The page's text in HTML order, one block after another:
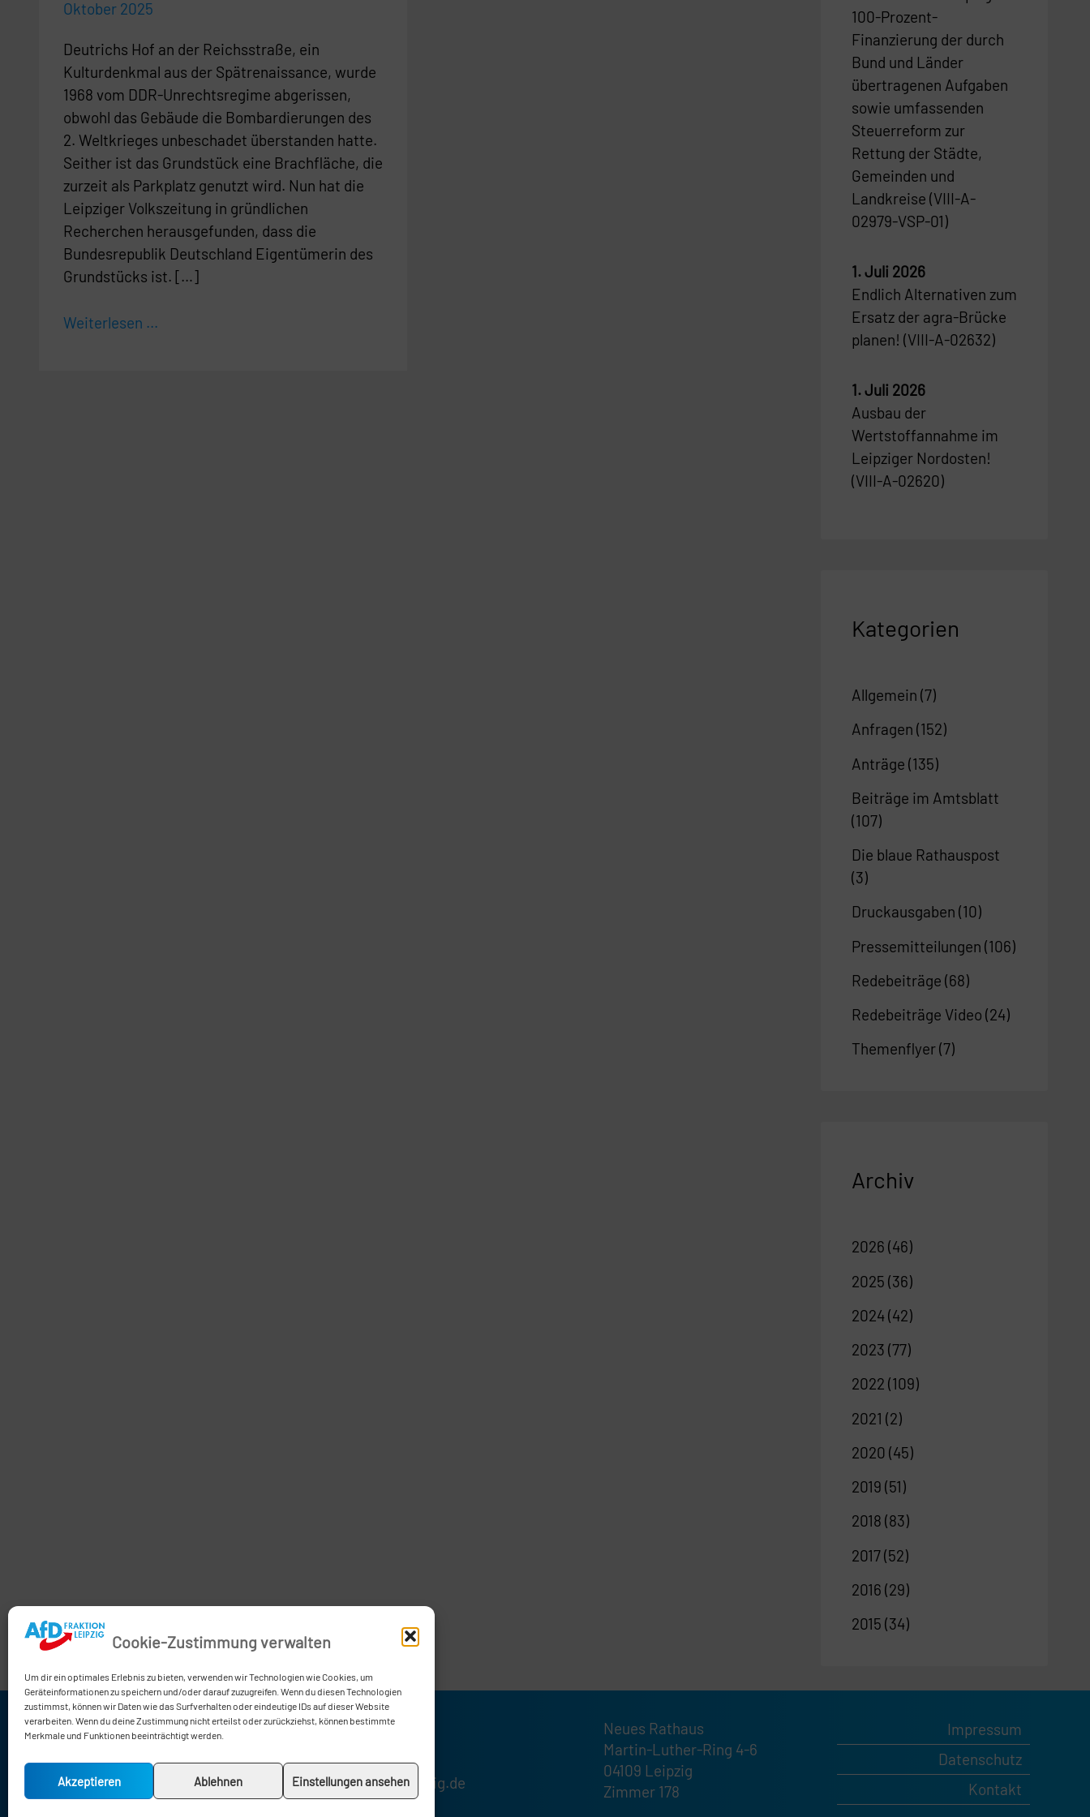
Cookie-Zustimmung verwalten
Um dir ein optimales Erlebnis zu bieten, verwenden wir Technologien wie Cookies, um
Geräteinformationen zu speichern und/oder darauf zuzugreifen. Wenn du diesen Technologien
zustimmst, können wir Daten wie das Surfverhalten oder eindeutige IDs auf dieser Website
verarbeiten. Wenn du deine Zustimmung nicht erteilst oder zurückziehst, können bestimmte
Merkmale und Funktionen beeinträchtigt werden.
Akzeptieren Ablehnen Einstellungen ansehen
Oktober 2025
Deutrichs Hof an der Reichsstraße, ein
Kulturdenkmal aus der Spätrenaissance, wurde
1968 vom DDR-Unrechtsregime abgerissen,
obwohl das Gebäude die Bombardierungen des
2. Weltkrieges unbeschadet überstanden hatte.
Seither ist das Grundstück eine Brachfläche, die
zurzeit als Parkplatz genutzt wird. Nun hat die
Leipziger Volkszeitung in gründlichen
Recherchen herausgefunden, dass die
Bundesrepublik Deutschland Eigentümerin des
Grundstücks ist. […]
Weiterlesen ...
100-Prozent-
Finanzierung der durch
Bund und Länder
übertragenen Aufgaben
sowie umfassenden
Steuerreform zur
Rettung der Städte,
Gemeinden und
Landkreise (VIII-A-
02979-VSP-01)
Endlich Alternativen zum
Ersatz der agra-Brücke
planen! (VIII-A-02632)
1. Juli 2026
Ausbau der
Wertstoffannahme im
Leipziger Nordosten!
(VIII-A-02620)
1. Juli 2026
Kategorien
Allgemein (7)
Anfragen (152)
Anträge (135)
Beiträge im Amtsblatt
(107)
Die blaue Rathauspost
(3)
Druckausgaben (10)
Pressemitteilungen (106)
Redebeiträge (68)
Redebeiträge Video (24)
Themenflyer(7)
Archiv
2026 (46)
2025 (36)
2024 (42)
2023 (77)
2022 (109)
2021 (2)
2020 (45)
2019 (51)
2018 (83)
2017(52)
2016 (29)
2015 (34)
0341 / 1232185
afd-fraktion@leipzig.de
Neues Rathaus
Martin-Luther-Ring 4-6
04109 Leipzig
Zimmer 178
Impressum
Datenschutz
Kontakt